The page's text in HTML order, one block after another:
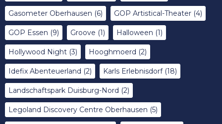
Gasometer Oberhausen (6) GOP Artistical-Theater (4)
GOP Essen (9) Groove (1) Halloween (1)
Hollywood Night (3) Hooghmoerd (2)
Idefix Abenteuerland (2) Karls Erlebnisdorf(18)
Landschaftspark Duisburg-Nord (2)
Legoland Discovery Centre Oberhausen (5)